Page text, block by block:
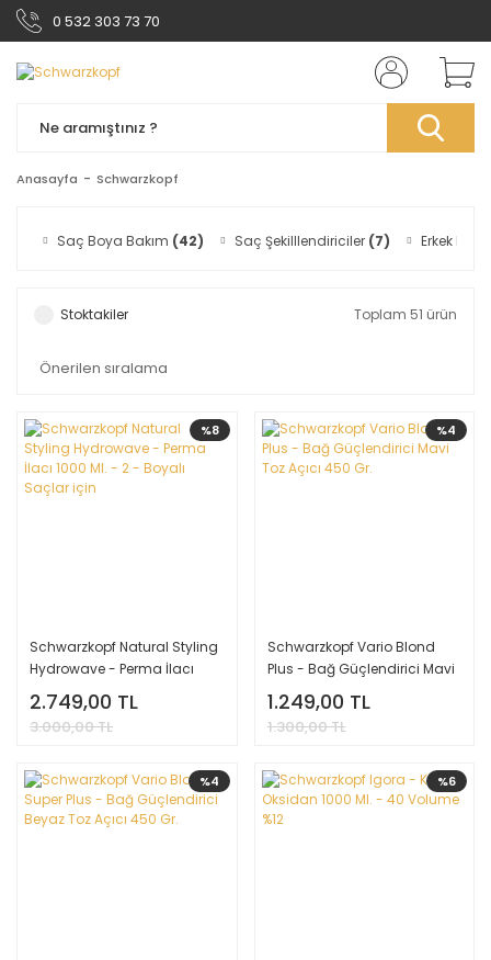
0 532 303 73 70
Anasayfa Schwarzkopf
Saç Boya Bakım (42) Saç Şekilllendiriciler (7) Erkek
Stoktakiler Toplam 51 ürün
%8
Schwarzkopf Natural Styling
Hydrowave - Perma İlacı
1000 Ml. - 2 - Boyalı Saçlar
için
2.749,00 TL
3.000,00 TL
%4
Schwarzkopf Vario Blond
Plus - Bağ Güçlendirici Mavi
Toz Açıcı 450 Gr.
1.249,00 TL
1.300,00 TL
%4 %6